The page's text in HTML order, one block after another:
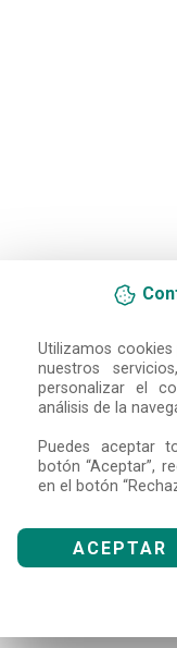
Utilizamos
nuestros
personalizar el
análisis de la
Puedes aceptar
botón “Aceptar”,
en el botón
ACEPTAR